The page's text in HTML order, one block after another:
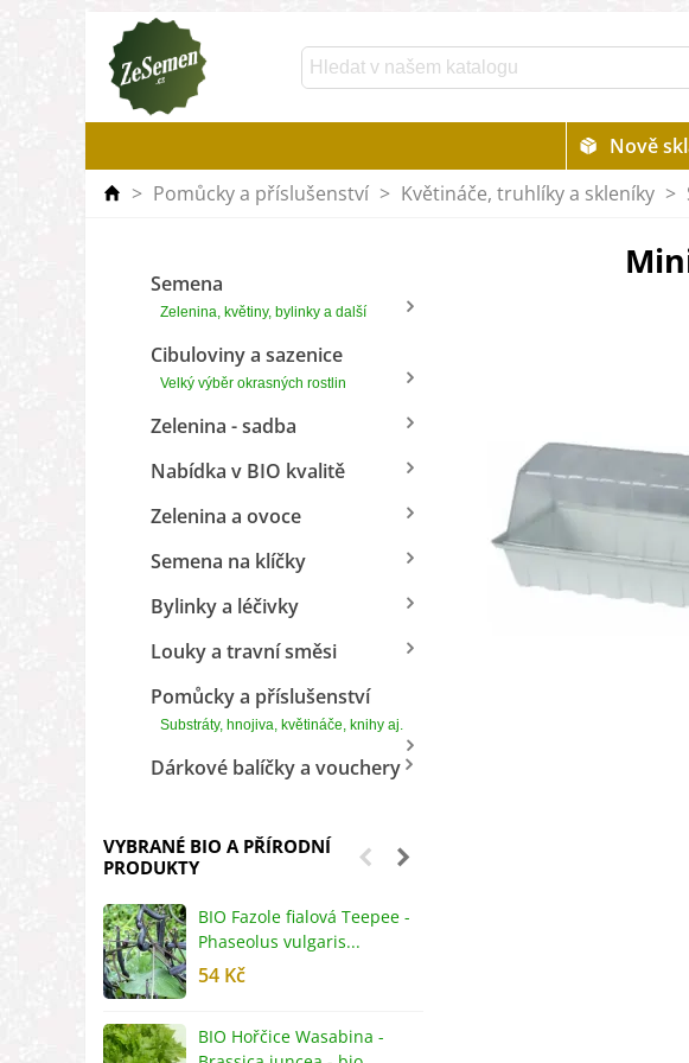
Nově
> Pomůcky a příslušenství > Květináče, truhlíky a skleníky >
Semena
Zelenina, květiny, bylinky a další
Cibuloviny a sazenice
Velký výběr okrasných rostlin
Zelenina - sadba
Nabídka v BIO kvalitě
Zelenina a ovoce
Semena na klíčky
Bylinky a léčivky
Louky a travní směsi
Pomůcky a příslušenství
Substráty, hnojiva, květináče, knihy aj.
Dárkové balíčky a vouchery
VYBRANÉ BIO A PŘÍRODNÍ
PRODUKTY
BIO Fazole fialová Teepee -
Phaseolus vulgaris...
54 Kč
BIO Hořčice Wasabina -